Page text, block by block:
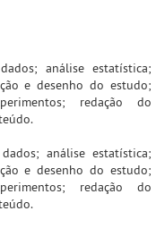
análise estatística;
e desenho do estudo;
redação do
análise estatística;
e desenho do estudo;
redação do